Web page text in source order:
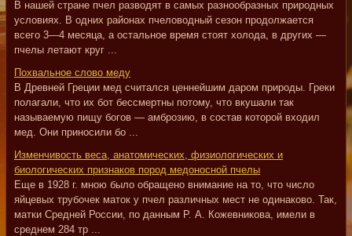
В нашей стране пчел разводят в самых разнообразных природных
условиях. В одних районах пчеловодный сезон продолжается
всего 3—4 месяца, а остальное время стоят холода, в других —
пчелы летают круг ...
Похвальное слово меду
В Древней Греции мед считался ценнейшим даром природы. Греки
полагали, что их бот бессмертны потому, что вкушали так
называемую пищу богов — амброзию, в состав которой входил
мед. Они приносили бо ...
Изменчивость веса, анатомических, физиологических и
биологических признаков пород медоносной пчелы
Еще в 1928 г. мною было обращено внимание на то, что число
яйцевых трубочек маток у пчел различных мест не одинаково. Так,
матки Средней России, по данным Р. А. Кожевникова, имели в
среднем 284 тр ...